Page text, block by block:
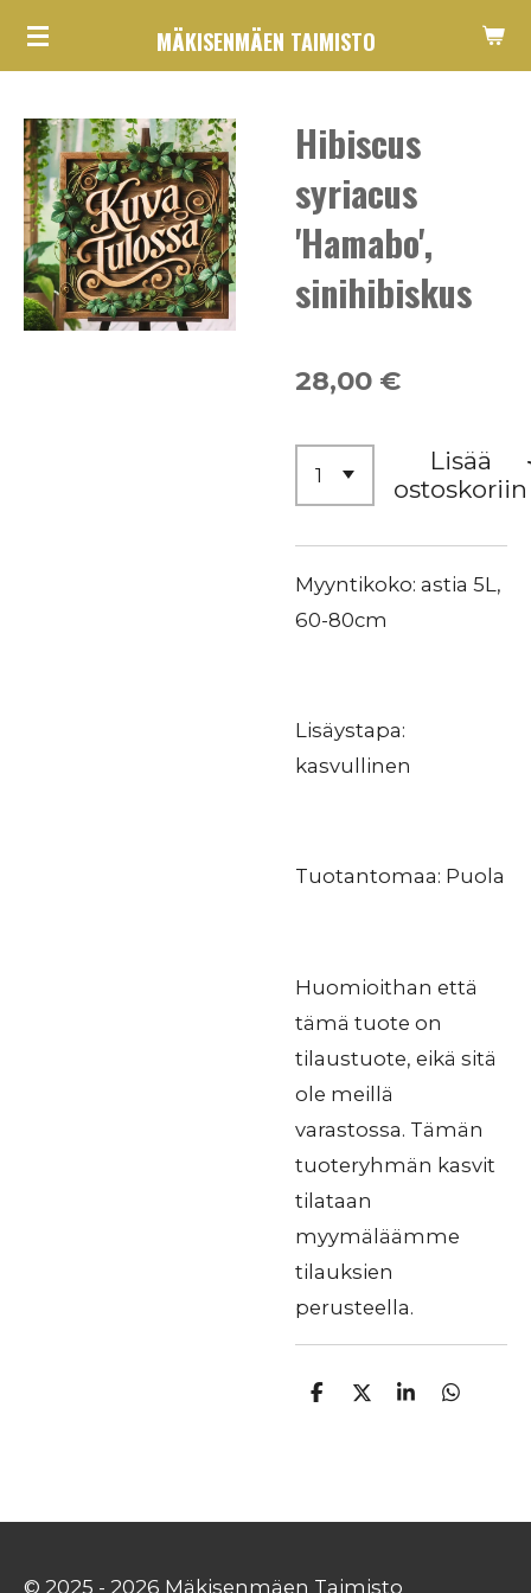
Siirry
MÄKISENMÄEN TAIMISTO
Hibiscus
syriacus
'Hamabo',
sinihibiskus
28,00 €
Lisää
ostoskoriin
Myyntikoko: astia 5L,
60-80cm
Lisäystapa:
kasvullinen
Tuotantomaa: Puola
Huomioithan että
tämä tuote on
tilaustuote, eikä sitä
ole meillä
varastossa. Tämän
tuoteryhmän kasvit
tilataan
myymäläämme
tilauksien
perusteella.
J
J
J
J
© 2025 - 2026 Mäkisenmäen Taimisto